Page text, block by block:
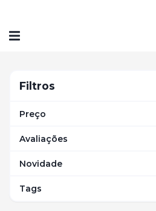
Alternar
Filtros
Preço
Avaliações
Novidade
Tags